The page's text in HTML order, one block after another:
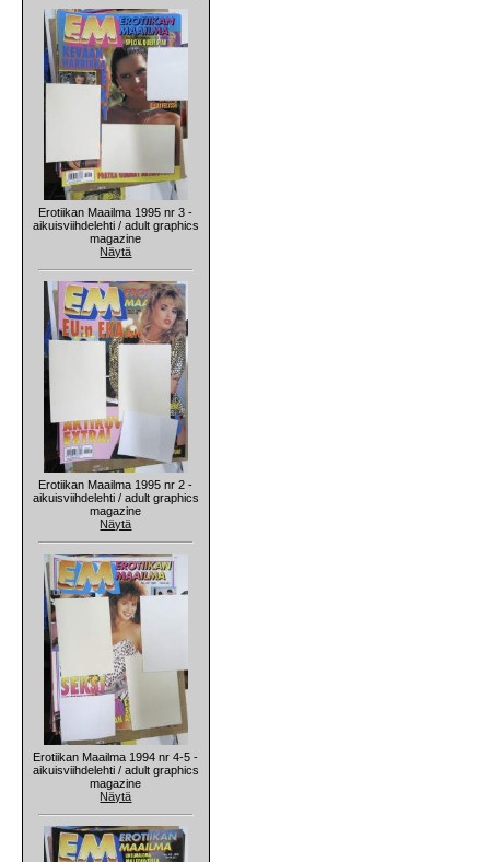
Erotiikan Maailma 1995 nr 3 -
aikuisviihdelehti / adult graphics
magazine
Näytä
Erotiikan Maailma 1995 nr 2 -
aikuisviihdelehti / adult graphics
magazine
Näytä
Erotiikan Maailma 1994 nr 4-5 -
aikuisviihdelehti / adult graphics
magazine
Näytä